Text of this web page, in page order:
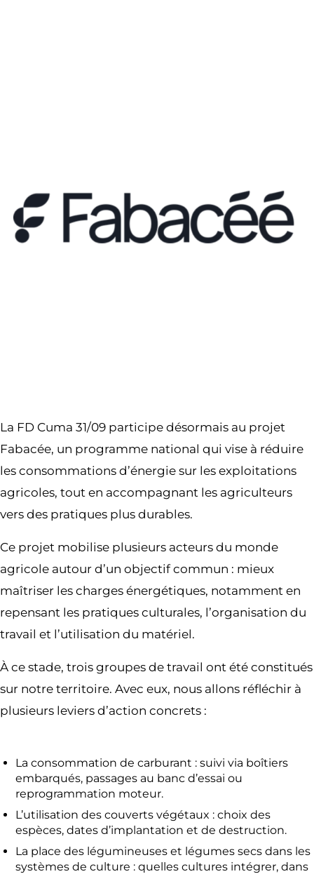
La FD Cuma 31/09 participe désormais au projet
Fabacée, un programme national qui vise à réduire
les consommations d’énergie sur les exploitations
agricoles, tout en accompagnant les agriculteurs
vers des pratiques plus durables.
Ce projet mobilise plusieurs acteurs du monde
agricole autour d’un objectif commun : mieux
maîtriser les charges énergétiques, notamment en
repensant les pratiques culturales, l’organisation du
travail et l’utilisation du matériel.
À ce stade, trois groupes de travail ont été constitués
sur notre territoire. Avec eux, nous allons réfléchir à
plusieurs leviers d’action concrets :
La consommation de carburant : suivi via boîtiers
embarqués, passages au banc d’essai ou
reprogrammation moteur.
L’utilisation des couverts végétaux : choix des
espèces, dates d’implantation et de destruction.
La place des légumineuses et légumes secs dans les
systèmes de culture : quelles cultures intégrer, dans